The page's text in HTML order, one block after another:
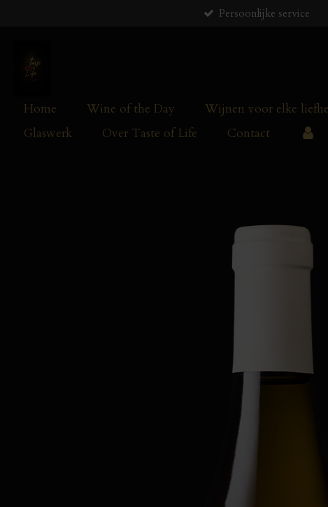
hoofdinhoud
Persoonlijke service
Home Wine of the Day Wijnen voor elke
Glaswerk
Over Taste of Life Contact